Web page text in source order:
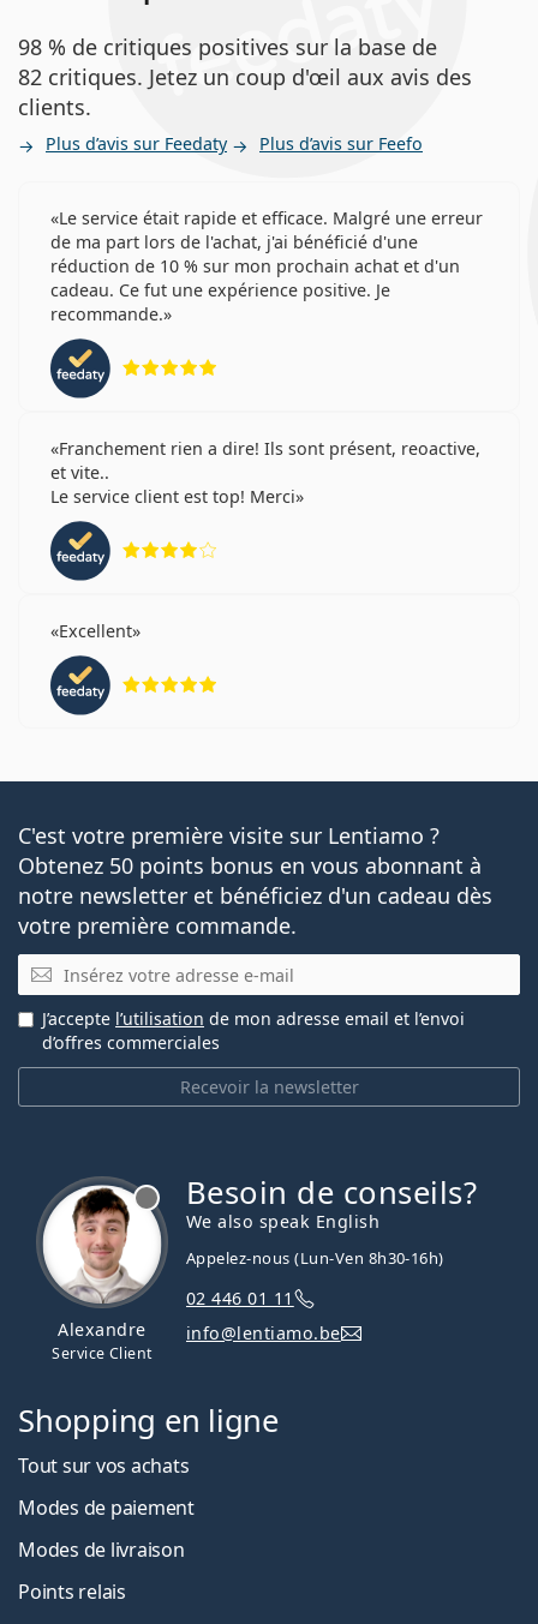
conviennent à ceux qui :
sont astigmates
veulent des lentilles de contact jetables journalières
qui ne nécessitent pas d'entretien quotidien.
ont les yeux sensibles ou secs.
ne portent qu'occasionnellement des lentilles de
contact.
Pendant combien de temps peut-on porter
DAILIES AquaComfort Plus Toric ?
Plus Toric ?
Quelle est la différence entre les lentilles
toriques et les lentilles ordinaires ?
Quelle est la différence entre DAILIES
AquaComfort Plus Toric 30-pack, 90-pack et 180-
pack ?
Vendu le plus souvent avec les collyresSolunate Eye
Drops 15 ml.
Ceci est un dispositif médical. Lisez le mode d'emploi
avant l'utilisation.
Lentilles de contact
98 % de critiques positives sur la base de
82 critiques. Jetez un coup d'œil aux avis des
clients.
Plus d’avis sur Feedaty Plus d’avis sur Feefo
Le service était rapide et efficace. Malgré une erreur
de ma part lors de l'achat, j'ai bénéficié d'une
réduction de 10 % sur mon prochain achat et d'un
cadeau. Ce fut une expérience positive. Je
recommande.
Franchement rien a dire! Ils sont présent, reoactive,
et vite..
Le service client est top! Merci
Excellent
C'est votre première visite sur Lentiamo ?
Obtenez 50 points bonus en vous abonnant à
notre newsletter et bénéficiez d'un cadeau dès
votre première commande.
E-mail
Recevoir la newsletter
J’accepte l’utilisation de mon adresse email et l’envoi
d’offres commerciales
Alexandre
Service Client
Besoin de conseils?
We also speak English
Appelez-nous (Lun-Ven 8h30-16h)
02 446 01 11
info@lentiamo.be
Shopping en ligne
Tout sur vos achats
Modes de paiement
Modes de livraison
Points relais